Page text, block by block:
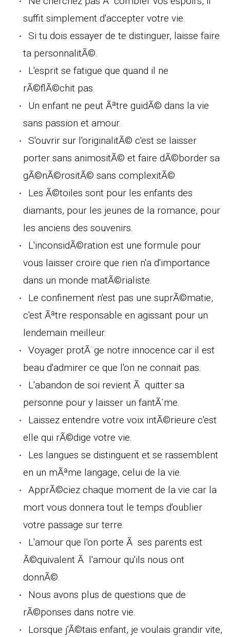
suffit simplement d'accepter votre vie.
Si tu dois essayer de te distinguer, laisse faire
ta personnalitÃ©.
L'esprit se fatigue que quand il ne
rÃ©flÃ©chit pas.
Un enfant ne peut Ãªtre guidÃ© dans la vie
sans passion et amour.
S'ouvrir sur l'originalitÃ© c'est se laisser
porter sans animositÃ© et faire dÃ©border sa
gÃ©nÃ©rositÃ© sans complexitÃ©
Les Ã©toiles sont pour les enfants des
diamants, pour les jeunes de la romance, pour
les anciens des souvenirs.
L'inconsidÃ©ration est une formule pour
vous laisser croire que rien n'a d'importance
dans un monde matÃ©rialiste.
Le confinement n'est pas une suprÃ©matie,
c'est Ãªtre responsable en agissant pour un
lendemain meilleur.
Voyager protÃ¨ge notre innocence car il est
beau d'admirer ce que l'on ne connait pas.
L'abandon de soi revient Ã quitter sa
personne pour y laisser un fantÃ´me.
Laissez entendre votre voix intÃ©rieure c'est
elle qui rÃ©dige votre vie.
Les langues se distinguent et se rassemblent
en un mÃªme langage, celui de la vie.
ApprÃ©ciez chaque moment de la vie car la
mort vous donnera tout le temps d'oublier
votre passage sur terre.
L'amour que l'on porte Ã ses parents est
Ã©quivalent Ã l'amour qu'ils nous ont
donnÃ©.
Nous avons plus de questions que de
rÃ©ponses dans notre vie.
Lorsque j'Ã©tais enfant, je voulais grandir vite,